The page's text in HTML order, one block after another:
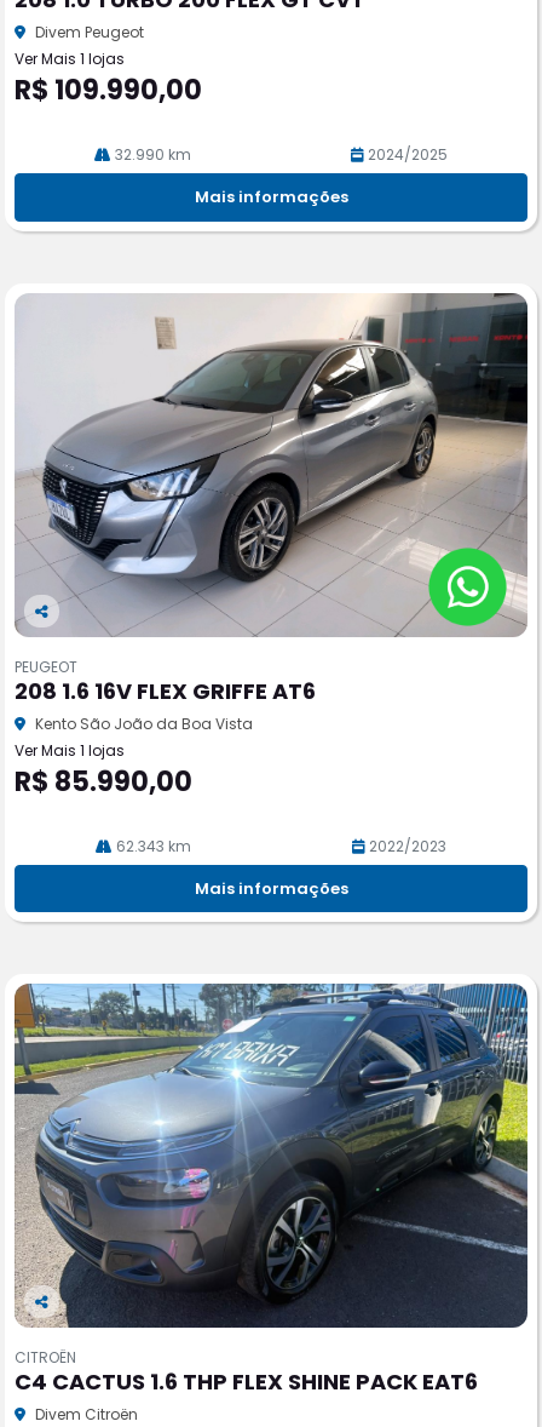
rtil
he
Divem Peugeot
Ver Mais 1 lojas
R$ 109.990,00
32.990 km 2024/2025
Mais informações
Co
pa
rtil
he
PEUGEOT
208 1.6 16V FLEX GRIFFE AT6
Kento São João da Boa Vista
Ver Mais 1 lojas
R$ 85.990,00
62.343 km 2022/2023
Mais informações
Co
pa
rtil
he
CITROËN
C4 CACTUS 1.6 THP FLEX SHINE PACK EAT6
Divem Citroën